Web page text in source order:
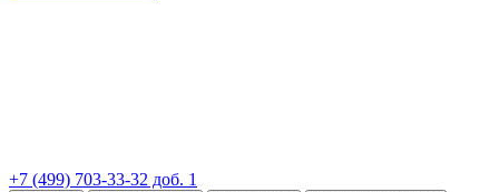
+7 (499) 703-33-32 доб. 1